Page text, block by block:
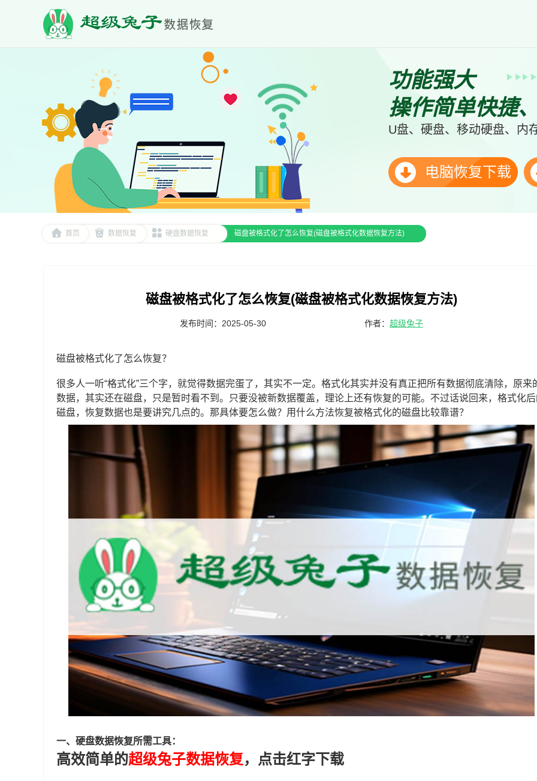
功能强大
操作简单快捷
U盘、硬盘、移动硬盘、内
电脑恢复下载
首页 数据恢复 硬盘数据恢复 磁盘被格式化了怎么恢复(磁盘被格式化数据恢复方法)
磁盘被格式化了怎么恢复(磁盘被格式化数据恢复方法)
发布时间：2025-05-30 作者： 超级兔子
磁盘被格式化了怎么恢复？
很多人一听“格式化”三个字，就觉得数据完蛋了，其实不一定。格式化其实并没有真正把所有数据彻底清除，原来
数据，其实还在磁盘，只是暂时看不到。只要没被新数据覆盖，理论上还有恢复的可能。不过话说回来，格式化后
磁盘，恢复数据也是要讲究几点的。那具体要怎么做？用什么方法恢复被格式化的磁盘比较靠谱？
一、硬盘数据恢复所需工具：
高效简单的超级兔子数据恢复，点击红字下载